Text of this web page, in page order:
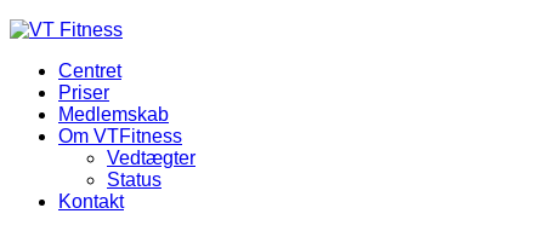
Centret
Priser
Medlemskab
Om VTFitness
Vedtægter
Status
Kontakt